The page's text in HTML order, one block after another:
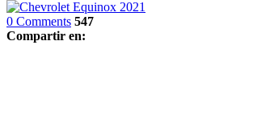
0 Comments 547
Compartir en: